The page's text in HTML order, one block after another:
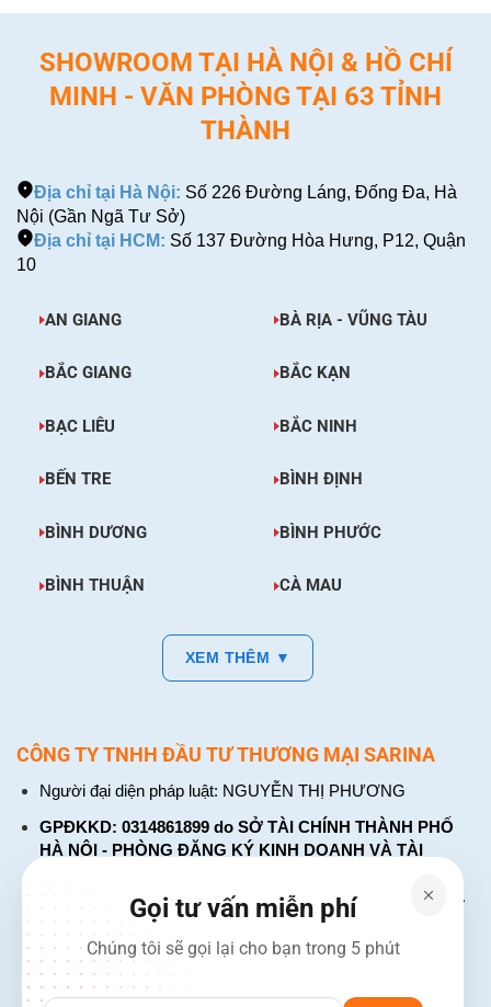
SHOWROOM TẠI HÀ NỘI & HỒ CHÍ
MINH - VĂN PHÒNG TẠI 63 TỈNH
THÀNH
Địa chỉ tại Hà Nội: Số 226 Đường Láng, Đống Đa, Hà
Nội (Gần Ngã Tư Sở)
Địa chỉ tại HCM: Số 137 Đường Hòa Hưng, P12, Quận
10
AN GIANG BÀ RỊA - VŨNG TÀU
BẮC GIANG BẮC KẠN
BẠC LIÊU BẮC NINH
BẾN TRE BÌNH ĐỊNH
BÌNH DƯƠNG BÌNH PHƯỚC
BÌNH THUẬN CÀ MAU
XEM THÊM ▼
CÔNG TY TNHH ĐẦU TƯ THƯƠNG MẠI SARINA
Người đại diện pháp luật: NGUYỄN THỊ PHƯƠNG
GPĐKKD: 0314861899 do SỞ TÀI CHÍNH THÀNH PHỐ
HÀ NỘI - PHÒNG ĐĂNG KÝ KINH DOANH VÀ TÀI
CHÍNH DOANH NGHIỆP cấp. Đăng ký lần đầu: ngày 26
tháng 01 năm 2018. Đăng ký thay đổi lần thứ: 4, ngày 31
tháng 03 năm 2026
226 Đường Láng, Đống Đa, Hà Nội
137 Đường Hòa Hưng, Phường 12, Quận 10, TP. Hồ Chí
Gọi tư vấn miễn phí
Chúng tôi sẽ gọi lại cho bạn trong 5 phút